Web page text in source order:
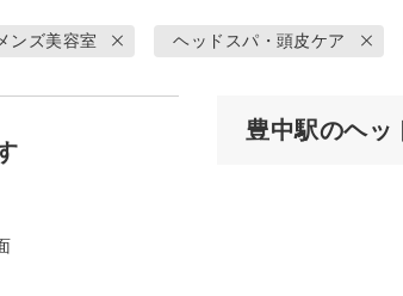
メンズ美容室 ヘッドスパ・頭皮ケア
豊中駅のヘッ